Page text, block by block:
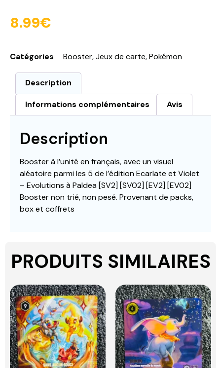
8.99€
Catégories Booster,Jeux de carte,Pokémon
Description
Informations complémentaires Avis
Description
Booster à l’unité en français, avec un visuel
aléatoire parmi les 5 de l’édition Ecarlate et Violet
– Evolutions à Paldea [SV2] [SV02] [EV2] [EV02]
Booster non trié, non pesé. Provenant de packs,
box et coffrets
PRODUITS SIMILAIRES